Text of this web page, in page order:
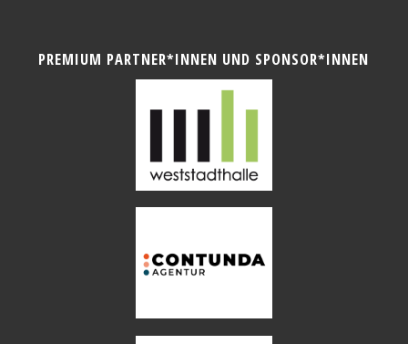
PREMIUM PARTNER*INNEN UND SPONSOR*INNEN